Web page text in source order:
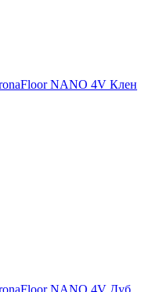
NANO 4V Клен
NANO 4V Дуб